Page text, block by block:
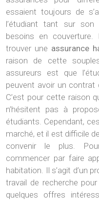
essaient toujours de
l’étudiant tant sur
besoins en
trouver une assurance
raison de cette
assureurs est que
peuvent avoir un contrat
C’est pour cette raison
n’hésitent pas à
étudiants. Cependant,
marché, et il est difficile
convenir le plus.
commencer par faire
habitation. Il s’agit d’un
travail de recherche
quelques offres